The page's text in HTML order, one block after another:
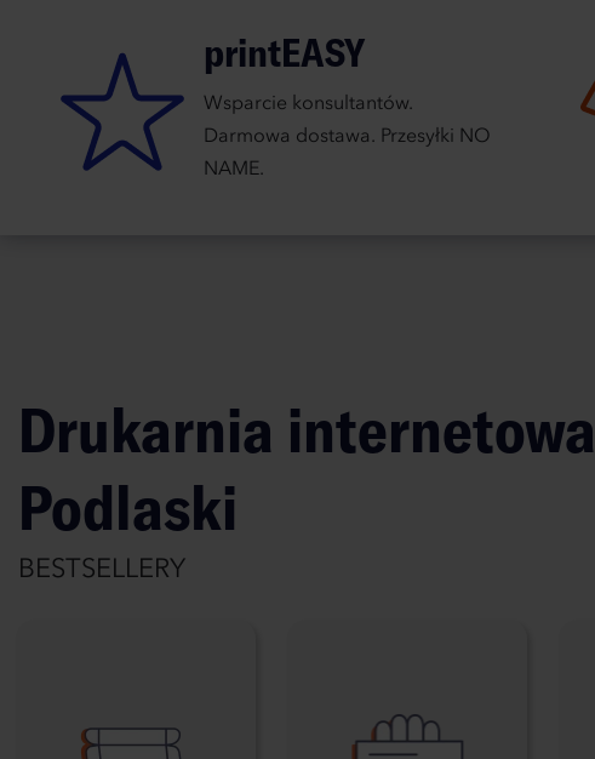
printEASY
Wsparcie konsultantów.
Darmowa dostawa. Przesyłki NO
NAME.
Drukarnia internetowa
Podlaski
BESTSELLERY